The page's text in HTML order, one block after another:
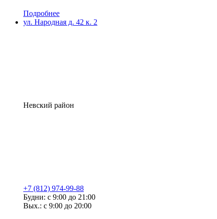
Подробнее
ул. Народная д. 42 к. 2
Невский район
+7 (812) 974-99-88
Будни: с 9:00 до 21:00
Вых.: с 9:00 до 20:00